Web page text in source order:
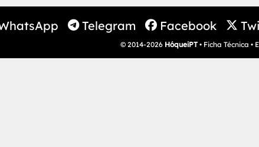
Telegram Facebook
© 2014-2026 HóqueiPT • Ficha Técnica •